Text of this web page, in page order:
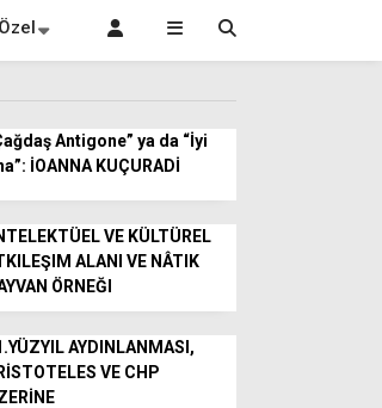
Antigone” ya da “İyi
İOANNA KUÇURADİ
VE KÜLTÜREL
ALANI VE NÂTIK
ÖRNEĞI
AYDINLANMASI,
VE CHP